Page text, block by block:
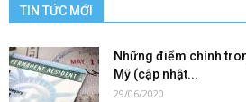
TIN TỨC MỚI
Những điểm chính
Mỹ (cập nhật...
29/06/2020